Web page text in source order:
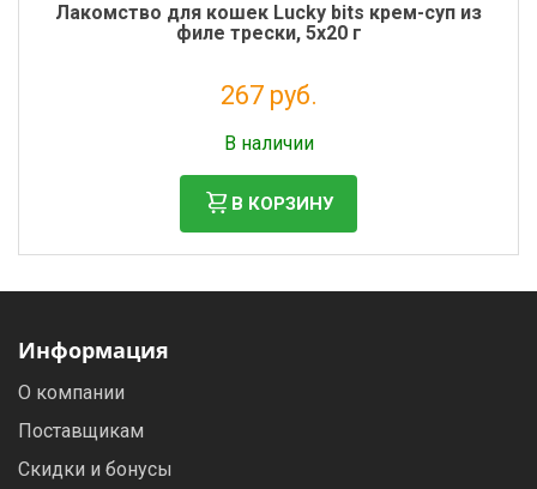
Лакомство для кошек Lucky bits крем-суп из
филе трески, 5х20 г
267 руб.
В наличии
В КОРЗИНУ
Информация
О компании
Поставщикам
Скидки и бонусы